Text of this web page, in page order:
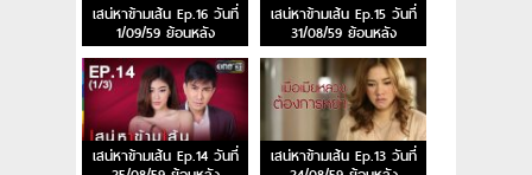
เสน่หาข้ามเส้น Ep.16 วันที่
1/09/59 ย้อนหลัง
เสน่หาข้ามเส้น Ep.15 วันที่
31/08/59 ย้อนหลัง
เสน่หาข้ามเส้น Ep.14 วันที่
เสน่หาข้ามเส้น Ep.13 วันที่